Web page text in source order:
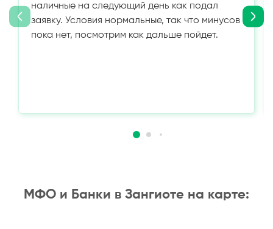
наличные на следующий день как подал
заявку. Условия нормальные, так что минусов
пока нет, посмотрим как дальше пойдет.
МФО и Банки в Зангиоте на карте: